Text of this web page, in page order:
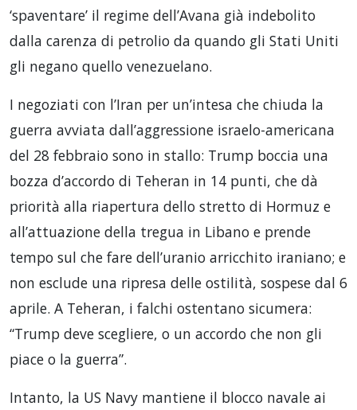
‘spaventare’ il regime dell’Avana già indebolito
dalla carenza di petrolio da quando gli Stati Uniti
gli negano quello venezuelano.
I negoziati con l’Iran per un’intesa che chiuda la
guerra avviata dall’aggressione israelo-americana
del 28 febbraio sono in stallo: Trump boccia una
bozza d’accordo di Teheran in 14 punti, che dà
priorità alla riapertura dello stretto di Hormuz e
all’attuazione della tregua in Libano e prende
tempo sul che fare dell’uranio arricchito iraniano; e
non esclude una ripresa delle ostilità, sospese dal 6
aprile. A Teheran, i falchi ostentano sicumera:
“Trump deve scegliere, o un accordo che non gli
piace o la guerra”.
Intanto, la US Navy mantiene il blocco navale ai